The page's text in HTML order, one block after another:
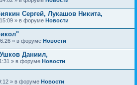
Сергей, Лукашов Никита,
» в форуме Новости
» в форуме Новости
Даниил,
» в форуме Новости
» в форуме Новости